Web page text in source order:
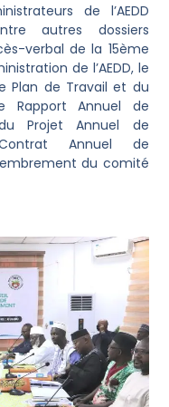
de l’AEDD
autres dossiers
verbal de la 15ème
de l’AEDD, le
Plan de Travail et du
Rapport Annuel de
Projet Annuel de
Annuel de
du comité